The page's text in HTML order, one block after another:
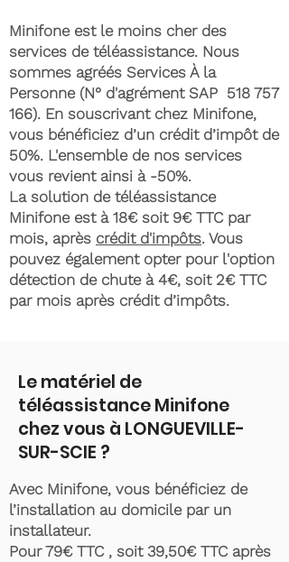
Minifone est le moins cher des
services de téléassistance. Nous
sommes agréés Services À la
Personne (N° d'agrément SAP 518 757
166). En souscrivant chez Minifone,
vous bénéficiez d’un crédit d’impôt de
50%. L'ensemble de nos services
vous revient ainsi à -50%.
La solution de téléassistance
Minifone est à 18€ soit 9€ TTC par
mois, après crédit d'impôts. Vous
pouvez également opter pour l'option
détection de chute à 4€, soit 2€ TTC
par mois après crédit d’impôts.
Le matériel de
téléassistance Minifone
chez vous à LONGUEVILLE-
SUR-SCIE ?
Avec Minifone, vous bénéficiez de
l’installation au domicile par un
installateur.
Pour 79€ TTC , soit 39,50€ TTC après